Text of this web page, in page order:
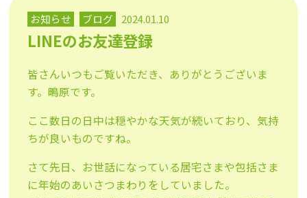
お知らせ ブログ 2024.01.10
LINEのお友達登録
皆さんいつもご覧いただき、ありがとうございま
す。鴫原です。
ここ数日の日中は穏やかな天気が続いており、気持
ちが良いものですね。
さて先日、お世話になっている居宅さまや包括さま
に年始のあいさつまわりをしていました。